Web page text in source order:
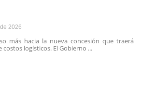
2026
más hacia la nueva concesión que traerá
logísticos. El Gobierno ...